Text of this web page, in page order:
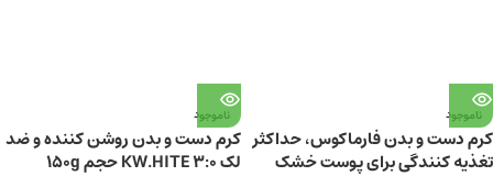
ناموجود
کرم دست و بدن فارماکوس، حداکثر
تغذیه کنندگی برای پوست خشک
ناموجود
کرم دست و بدن روشن کننده و ضد
لک KW.HITE 3:0 حجم 150g